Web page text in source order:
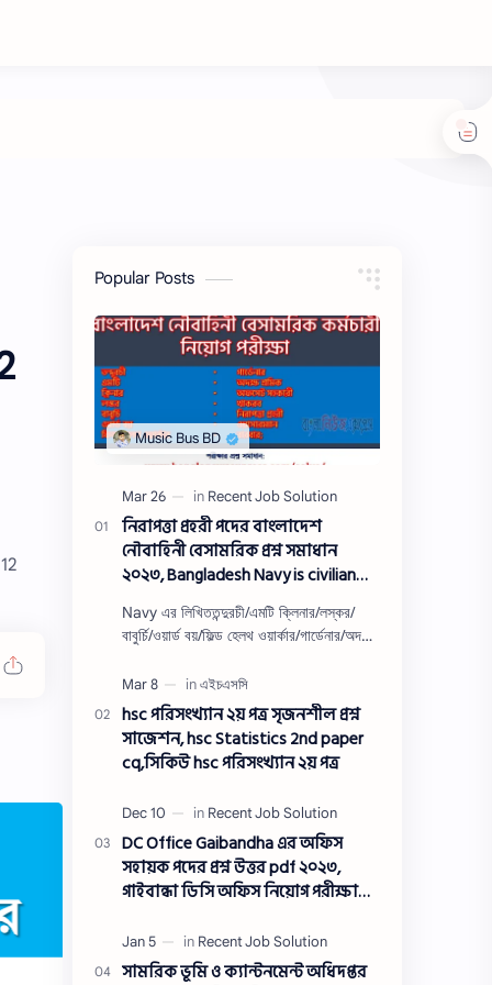
Popular Posts
নিরাপত্তা প্রহরী পদের বাংলাদেশ
নৌবাহিনী বেসামরিক প্রশ্ন সমাধান
২০২৩, Bangladesh Navy is civilian
Security guard post job exam
question solution 2023
Navy এর লিখিততন্দুরচী/এমটি ক্লিনার/লস্কর/
বাবুর্চি/ওয়ার্ড বয়/ফিল্ড হেলথ ওয়ার্কার/গার্ডেনার/অদক্ষ
ওয়াসারম্যা…
hsc পরিসংখ্যান ২য় পত্র সৃজনশীল প্রশ্ন
সাজেশন, hsc Statistics 2nd paper
cq,সিকিউ hsc পরিসংখ্যান ২য় পত্র
DC Office Gaibandha এর অফিস
সহায়ক পদের প্রশ্ন উত্তর pdf ২০২৩,
গাইবান্ধা ডিসি অফিস নিয়োগ পরীক্ষা
২০২৩
সামরিক ভূমি ও ক্যান্টনমেন্ট অধিদপ্তর